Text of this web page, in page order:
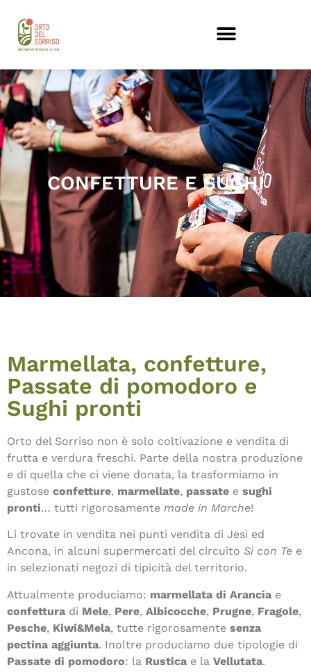
CONFETTURE E SUGHI
Marmellata, confetture,
Passate di pomodoro e
Sughi pronti
Orto del Sorriso non è solo coltivazione e vendita di
frutta e verdura freschi. Parte della nostra produzione
e di quella che ci viene donata, la trasformiamo in
gustose confetture, marmellate, passate e sughi
pronti… tutti rigorosamente made in Marche!
Li trovate in vendita nei punti vendita di Jesi ed
Ancona, in alcuni supermercati del circuito Sì con Te e
in selezionati negozi di tipicità del territorio.
Attualmente produciamo: marmellata di Arancia e
confettura di Mele, Pere, Albicocche, Prugne, Fragole,
Pesche, Kiwi&Mela, tutte rigorosamente senza
pectina aggiunta. Inoltre produciamo due tipologie di
Passate di pomodoro: la Rustica e la Vellutata.